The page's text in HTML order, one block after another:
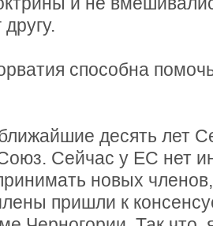
способна
десять лет
Сейчас у ЕС нет
новых
пришли к